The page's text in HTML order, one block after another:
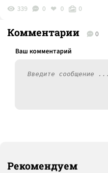
339 0 0 0
Комментарии 0
Рекомендуем